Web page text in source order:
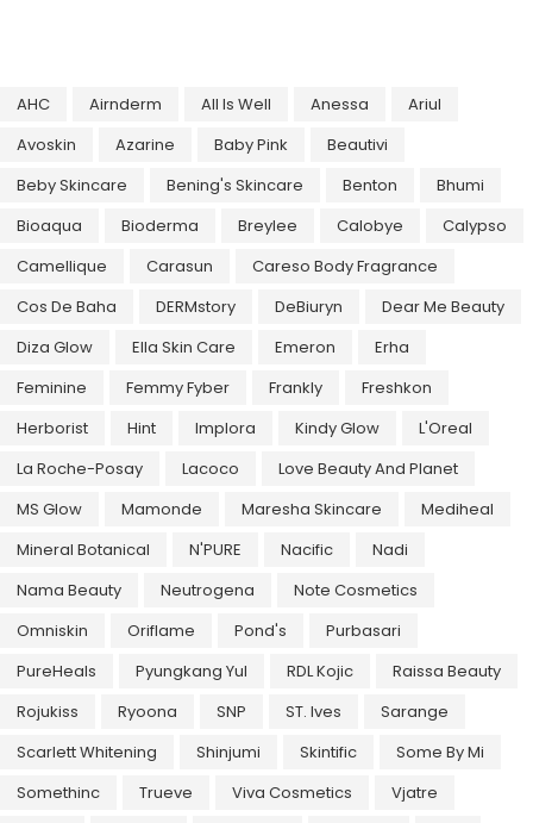
AHC Airnderm All Is Well Anessa
Ariul
Avoskin
Azarine Baby Pink
Beautivi
Beby Skincare
Bening's Skincare Benton
Bhumi
Bioaqua
Bioderma Breylee Calobye
Calypso
Camellique
Carasun
Careso Body Fragrance
Cos De Baha
DERMstory DeBiuryn
Dear Me Beauty
Diza Glow
Ella Skin Care Emeron
Erha
Feminine
Femmy Fyber Frankly
Freshkon
Herborist
Hint Implora Kindy Glow
L'Oreal
La Roche-Posay
Lacoco
Love Beauty And Planet
MS Glow
Mamonde Maresha Skincare
Mediheal
Mineral Botanical
N'PURE Nacific
Nadi
Nama Beauty
Neutrogena
Note Cosmetics
Omniskin
Oriflame Pond's
Purbasari
PureHeals
Pyungkang Yul RDL Kojic
Raissa Beauty
Rojukiss
Ryoona SNP ST. Ives
Sarange
Scarlett Whitening
Shinjumi Skintific
Some By Mi
Somethinc
Trueve Viva Cosmetics
Vjatre